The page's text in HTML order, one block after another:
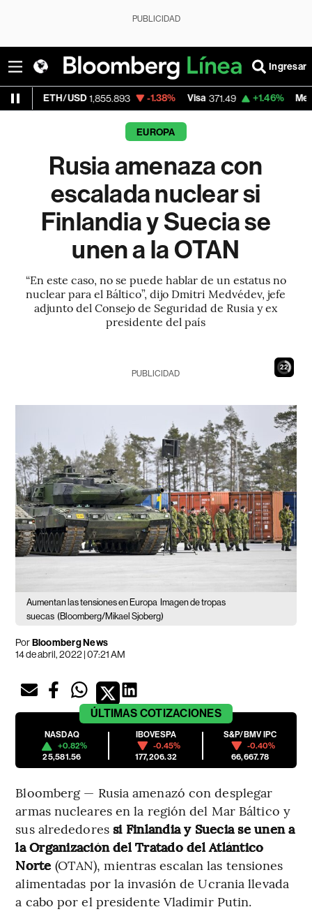
PUBLICIDAD
Ingresar
1,855.893 -1.38% Visa 371.49 +1.46% MercadoLibre
EUROPA
Rusia amenaza con
escalada nuclear si
Finlandia y Suecia se
unen a la OTAN
“En este caso, no se puede hablar de un estatus no
nuclear para el Báltico”, dijo Dmitri Medvédev, jefe
adjunto del Consejo de Seguridad de Rusia y ex
presidente del país
21
PUBLICIDAD
Aumentan las tensiones en Europa Imagen de tropas
suecas (Bloomberg/Mikael Sjoberg)
PorBloomberg News
14 de abril, 2022 | 07:21 AM
ÚLTIMAS COTIZACIONES
NASDAQ
+0.82%
25,581.56
IBOVESPA
-0.45%
177,206.32
S&P/BMV IPC
-0.40%
66,667.78
Bloomberg — Rusia amenazó con desplegar
armas nucleares en la región del Mar Báltico y
sus alrededoressi Finlandia y Suecia se unen a
la Organización del Tratado del Atlántico
Norte (OTAN), mientras escalan las tensiones
alimentadas por la invasión de Ucrania llevada
a cabo por el presidente Vladimir Putin.